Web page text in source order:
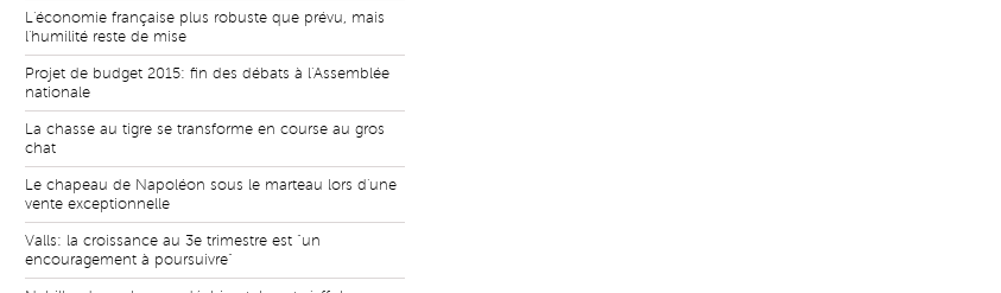
L'économie française plus robuste que prévu, mais
l'humilité reste de mise
Projet de budget 2015: fin des débats à l'Assemblée
nationale
La chasse au tigre se transforme en course au gros
chat
Le chapeau de Napoléon sous le marteau lors d'une
vente exceptionnelle
Valls: la croissance au 3e trimestre est "un
encouragement à poursuivre"